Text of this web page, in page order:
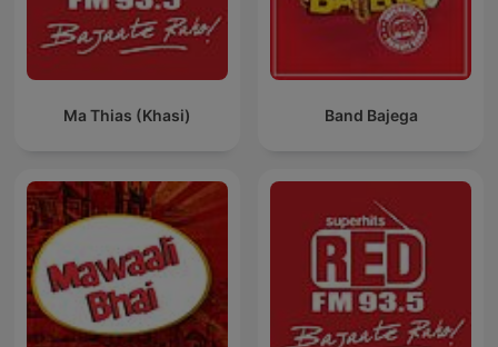
Ma Thias (Khasi) Band Bajega